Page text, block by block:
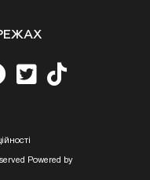
Powered by